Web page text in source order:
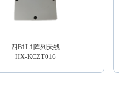
四B1L1阵列天线
HX-KCZT016